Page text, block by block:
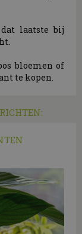
laatste bij
bloemen of
te kopen.